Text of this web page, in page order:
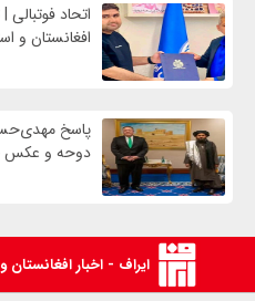
اتحاد
افغانستان و
پاسخ
دوحه و عکس
ایراف - اخبار افغانستان